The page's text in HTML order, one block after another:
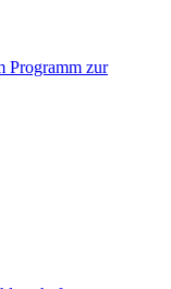
Programm zur